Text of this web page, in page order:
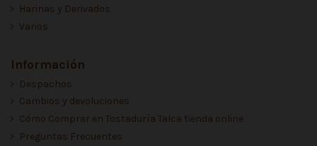
Harinas y Derivados
Varios
Información
Despachos
Cambios y devoluciones
Cómo Comprar en Tostaduría Talca tienda online
Preguntas Frecuentes